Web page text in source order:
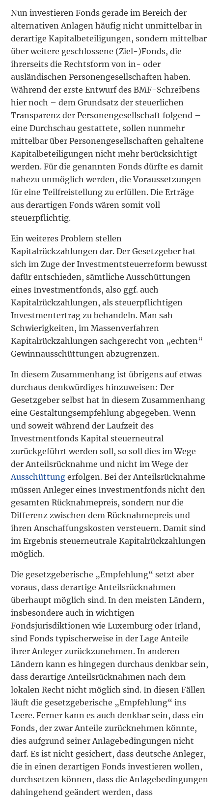
Nun investieren Fonds gerade im Bereich der
alternativen Anlagen häufig nicht unmittelbar in
derartige Kapitalbeteiligungen, sondern mittelbar
über weitere geschlossene (Ziel-)Fonds, die
ihrerseits die Rechtsform von in- oder
ausländischen Personengesellschaften haben.
Während der erste Entwurf des BMF-Schreibens
hier noch – dem Grundsatz der steuerlichen
Transparenz der Personengesellschaft folgend –
eine Durchschau gestattete, sollen nunmehr
mittelbar über Personengesellschaften gehaltene
Kapitalbeteiligungen nicht mehr berücksichtigt
werden. Für die genannten Fonds dürfte es damit
nahezu unmöglich werden, die Voraussetzungen
für eine Teilfreistellung zu erfüllen. Die Erträge
aus derartigen Fonds wären somit voll
steuerpflichtig.
Ein weiteres Problem stellen
Kapitalrückzahlungen dar. Der Gesetzgeber hat
sich im Zuge der Investmentsteuerreform bewusst
dafür entschieden, sämtliche Ausschüttungen
eines Investmentfonds, also ggf. auch
Kapitalrückzahlungen, als steuerpflichtigen
Investmentertrag zu behandeln. Man sah
Schwierigkeiten, im Massenverfahren
Kapitalrückzahlungen sachgerecht von „echten“
Gewinnausschüttungen abzugrenzen.
In diesem Zusammenhang ist übrigens auf etwas
durchaus denkwürdiges hinzuweisen: Der
Gesetzgeber selbst hat in diesem Zusammenhang
eine Gestaltungsempfehlung abgegeben. Wenn
und soweit während der Laufzeit des
Investmentfonds Kapital steuerneutral
zurückgeführt werden soll, so soll dies im Wege
der Anteilsrücknahme und nicht im Wege der
Ausschüttung erfolgen. Bei der Anteilsrücknahme
müssen Anleger eines Investmentfonds nicht den
gesamten Rücknahmepreis, sondern nur die
Differenz zwischen dem Rücknahmepreis und
ihren Anschaffungskosten versteuern. Damit sind
im Ergebnis steuerneutrale Kapitalrückzahlungen
möglich.
Die gesetzgeberische „Empfehlung“ setzt aber
voraus, dass derartige Anteilsrücknahmen
überhaupt möglich sind. In den meisten Ländern,
insbesondere auch in wichtigen
Fondsjurisdiktionen wie Luxemburg oder Irland,
sind Fonds typischerweise in der Lage Anteile
ihrer Anleger zurückzunehmen. In anderen
Ländern kann es hingegen durchaus denkbar sein,
dass derartige Anteilsrücknahmen nach dem
lokalen Recht nicht möglich sind. In diesen Fällen
läuft die gesetzgeberische „Empfehlung“ ins
Leere. Ferner kann es auch denkbar sein, dass ein
Fonds, der zwar Anteile zurücknehmen könnte,
dies aufgrund seiner Anlagebedingungen nicht
darf. Es ist nicht gesichert, dass deutsche Anleger,
die in einen derartigen Fonds investieren wollen,
durchsetzen können, dass die Anlagebedingungen
dahingehend geändert werden, dass